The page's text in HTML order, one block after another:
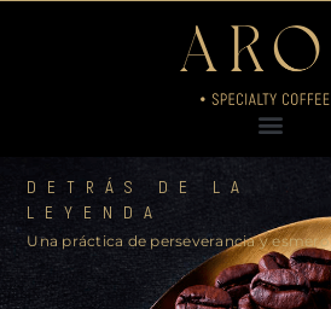
DETRÁS DE LA
LEYENDA
Una práctica de perseverancia y esmero